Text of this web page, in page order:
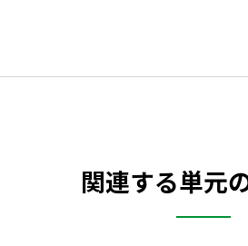
関連する単元